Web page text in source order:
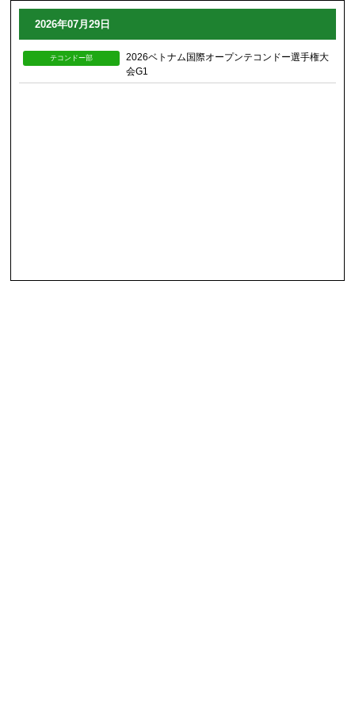
2026年07月29日
テコンドー部
2026ベトナム国際オープンテコンドー選手権大
会G1